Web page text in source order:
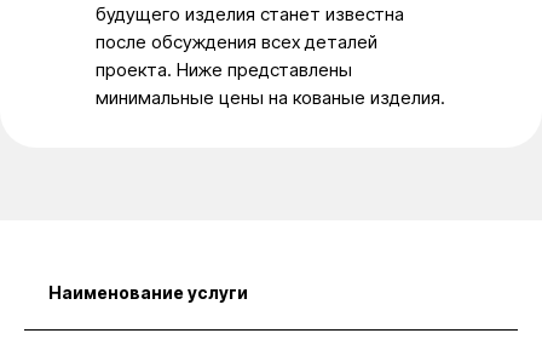
будущего изделия станет известна
после обсуждения всех деталей
проекта. Ниже представлены
минимальные цены на кованые изделия.
Наименование услуги